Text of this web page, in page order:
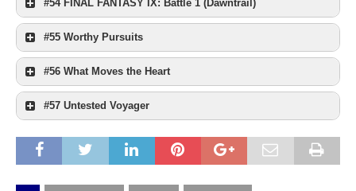
#54 FINAL FANTASY IX: Battle 1 (Dawntrail)
#55 Worthy Pursuits
#56 What Moves the Heart
#57 Untested Voyager